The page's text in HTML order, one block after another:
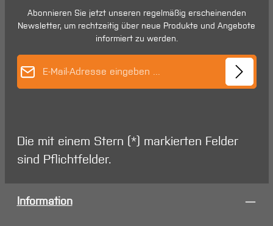
Abonnieren Sie jetzt unseren regelmäßig erscheinenden
Newsletter, um rechtzeitig über neue Produkte und Angebote
informiert zu werden.
Die mit einem Stern (*) markierten Felder
sind Pflichtfelder.
Information